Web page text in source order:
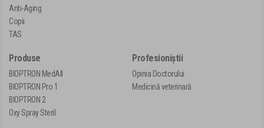
Anti-Aging
Copii
TAS
Produse
BIOPTRON MedAll
BIOPTRON Pro 1
BIOPTRON 2
Oxy Spray Steril
Profesioniștii
Opinia Doctorului
Medicină veterinară